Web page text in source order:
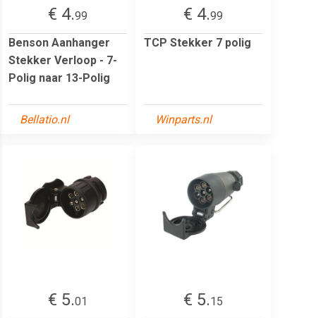
€ 4.99
Benson Aanhanger
Stekker Verloop - 7-
Polig naar 13-Polig
Bellatio.nl
€ 4.99
TCP Stekker 7 polig
Winparts.nl
€ 5.01
€ 5.15